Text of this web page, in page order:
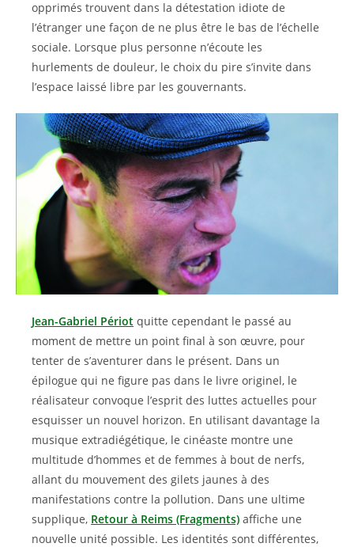
opprimés trouvent dans la détestation idiote de
l’étranger une façon de ne plus être le bas de l’échelle
sociale. Lorsque plus personne n’écoute les
hurlements de douleur, le choix du pire s’invite dans
l’espace laissé libre par les gouvernants.
Jean-Gabriel Périot quitte cependant le passé au
moment de mettre un point final à son œuvre, pour
tenter de s’aventurer dans le présent. Dans un
épilogue qui ne figure pas dans le livre originel, le
réalisateur convoque l’esprit des luttes actuelles pour
esquisser un nouvel horizon. En utilisant davantage la
musique extradiégétique, le cinéaste montre une
multitude d’hommes et de femmes à bout de nerfs,
allant du mouvement des gilets jaunes à des
manifestations contre la pollution. Dans une ultime
supplique, Retour à Reims (Fragments) affiche une
nouvelle unité possible. Les identités sont différentes,